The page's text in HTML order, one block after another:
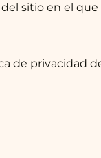
sitio en el que
de privacidad